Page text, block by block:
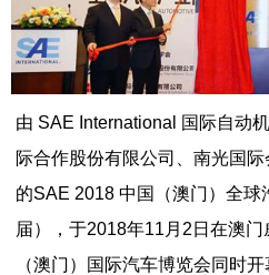
由 SAE International 国际自动
际合作股份有限公司、南光国
的SAE 2018 中国（澳门）全球
届），于2018年11月2日在澳
（澳门）国际汽车博览会同时